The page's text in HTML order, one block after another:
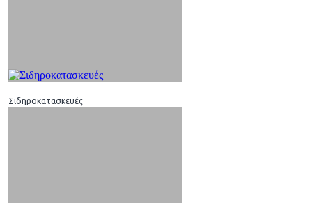
Σιδηροκατασκευές